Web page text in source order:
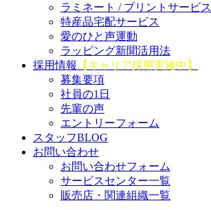
ラミネート / プリントサービス
特産品宅配サービス
愛のひと声運動
ラッピング新聞活用法
採用情報
【キャリア採用実施中】
募集要項
社員の1日
先輩の声
エントリーフォーム
スタッフBLOG
お問い合わせ
お問い合わせフォーム
サービスセンター一覧
販売店・関連組織一覧